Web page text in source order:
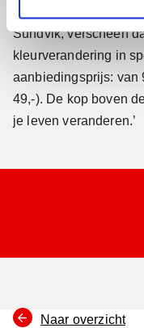
Sundvik, verscheen
kleurverandering in
aanbiedingsprijs: van
49,-). De kop boven
je leven veranderen.’
Naar overzicht